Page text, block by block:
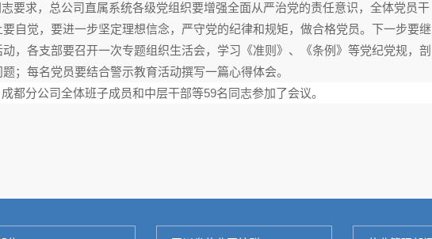
要求，总公司直属系统各级党组织要增强全面从严治党的责任意识，全体党员干
自觉，要进一步坚定理想信念，严守党的纪律和规矩，做合格党员。下一步要继
，各支部要召开一次专题组织生活会，学习《准则》、《条例》等党纪党规，剖
题；每名党员要结合警示教育活动撰写一篇心得体会。
成都分公司全体班子成员和中层干部等59名同志参加了会议。